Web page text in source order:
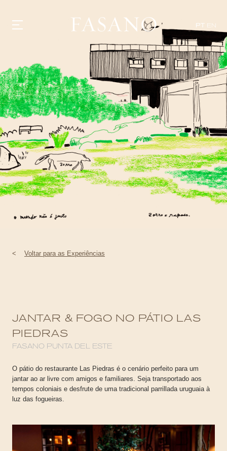
PT EN
GASTRONOMIA
HOTÉIS
EXPERIÊNCIAS
EVENTOS
VILLAS
SHOP | SELEZIONE
DESCUBRA
WHAT'S COOKING
CORRIERE
HISTÓRIA
SUSTENTABILIDADE
CONTATO
< Voltar para as Experiências
JANTAR & FOGO NO PÁTIO LAS
PIEDRAS
FASANO PUNTA DEL ESTE
O pátio do restaurante Las Piedras é o cenário perfeito para um
jantar ao ar livre com amigos e familiares. Seja transportado aos
tempos coloniais e desfrute de uma tradicional parrillada uruguaia à
luz das fogueiras.